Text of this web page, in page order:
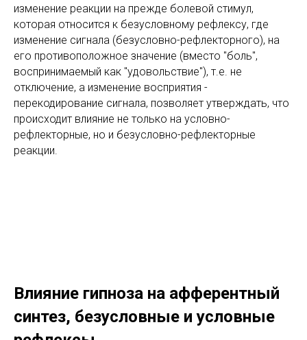
изменение реакции на прежде болевой стимул,
которая относится к безусловному рефлексу, где
изменение сигнала (безусловно-рефлекторного), на
его противоположное значение (вместо "боль",
воспринимаемый как "удовольствие"), т.е. не
отключение, а изменение восприятия -
перекодирование сигнала, позволяет утверждать, что
происходит влияние не только на условно-
рефлекторные, но и безусловно-рефлекторные
реакции.
Влияние гипноза на афферентный
синтез, безусловные и условные